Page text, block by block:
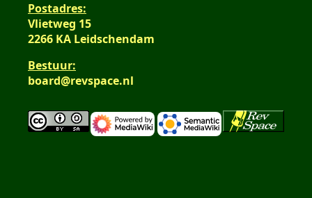
Postadres:
Vlietweg 15
2266 KA Leidschendam
Bestuur:
board@revspace.nl